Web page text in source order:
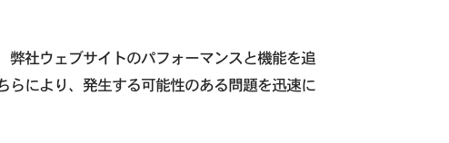
社ウェブサイトのパフォーマンスと機能を追
により、発生する可能性のある問題を迅速に